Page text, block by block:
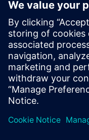
Dodatne
Više informacija
Preduvjeti
nijedan